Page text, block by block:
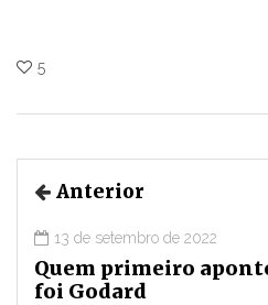
5
Anterior
13 de setembro de 2022
Quem primeiro
foi Godard